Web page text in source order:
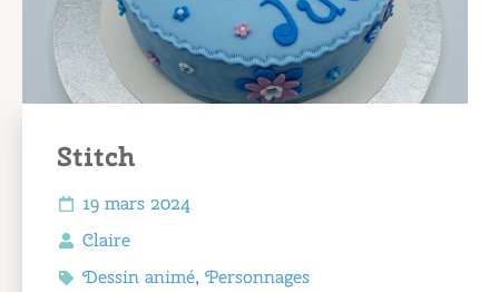
Stitch
19 mars 2024
Claire
Dessin animé, Personnages